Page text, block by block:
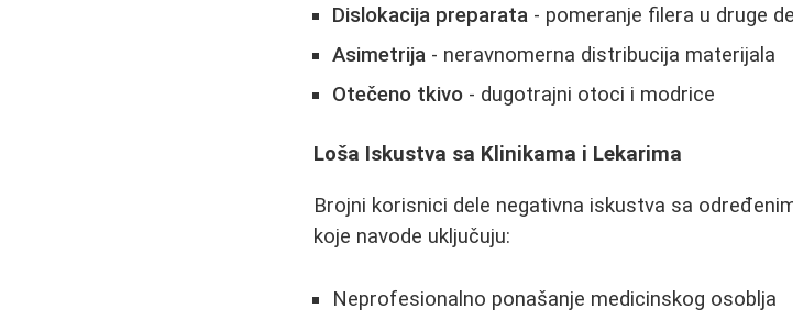
Dislokacija preparata - pomeranje filera u druge
Asimetrija - neravnomerna distribucija materijala
Otečeno tkivo - dugotrajni otoci i modrice
Loša Iskustva sa Klinikama i Lekarima
Brojni korisnici dele negativna iskustva sa
koje navode uključuju:
Neprofesionalno ponašanje medicinskog osoblja